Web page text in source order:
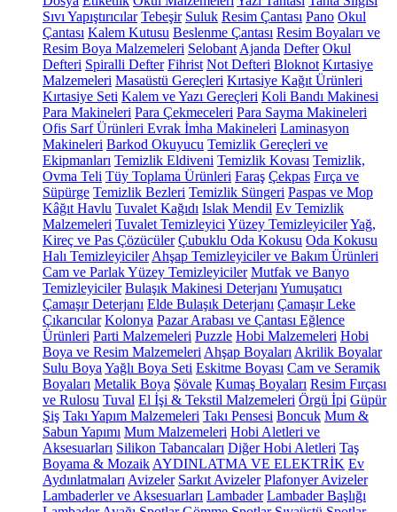
Sıvı Yapıştırıcılar Tebeşir Suluk Resim Çantası Pano Okul
Çantası Kalem Kutusu Beslenme Çantası Resim Boyaları ve
Resim Boya Malzemeleri Selobant Ajanda Defter Okul
Defteri Spiralli Defter Fihrist Not Defteri Bloknot Kırtasiye
Malzemeleri Masaüstü Gereçleri Kırtasiye Kağıt Ürünleri
Kırtasiye Seti Kalem ve Yazı Gereçleri Koli Bandı Makinesi
Para Makineleri Para Çekmeceleri Para Sayma Makineleri
Ofis Sarf Ürünleri Evrak İmha Makineleri Laminasyon
Makineleri Barkod Okuyucu Temizlik Gereçleri ve
Ekipmanları Temizlik Eldiveni Temizlik Kovası Temizlik,
Ovma Teli Tüy Toplama Ürünleri Faraş Çekpas Fırça ve
Süpürge Temizlik Bezleri Temizlik Süngeri Paspas ve Mop
Kâğıt Havlu Tuvalet Kağıdı Islak Mendil Ev Temizlik
Malzemeleri Tuvalet Temizleyici Yüzey TemizleyicilerYağ,
Kireç ve Pas Çözücüler Çubuklu Oda Kokusu Oda Kokusu
Halı Temizleyiciler Ahşap Temizleyiciler ve Bakım Ürünleri
Cam ve Parlak Yüzey Temizleyiciler Mutfak ve Banyo
Temizleyiciler Bulaşık Makinesi Deterjanı Yumuşatıcı
Çamaşır Deterjanı Elde Bulaşık Deterjanı Çamaşır Leke
Çıkarıcılar Kolonya Pazar Arabası ve Çantası Eğlence
Ürünleri Parti Malzemeleri Puzzle Hobi Malzemeleri Hobi
Boya ve Resim Malzemeleri Ahşap Boyaları Akrilik Boyalar
Sulu Boya Yağlı Boya Seti Eskitme Boyası Cam ve Seramik
Boyaları Metalik Boya Şövale Kumaş Boyaları Resim Fırçası
ve Rulosu Tuval El İşi & Tekstil Malzemeleri Örgü İpi Güpür
Şiş Takı Yapım Malzemeleri Takı Pensesi Boncuk Mum &
Sabun Yapımı Mum Malzemeleri Hobi Aletleri ve
Aksesuarları Silikon Tabancaları Diğer Hobi Aletleri Taş
Boyama & Mozaik AYDINLATMA VE ELEKTRİK Ev
Aydınlatmaları Avizeler Sarkıt Avizeler Plafonyer Avizeler
Lambaderler ve Aksesuarları Lambader Lambader Başlığı